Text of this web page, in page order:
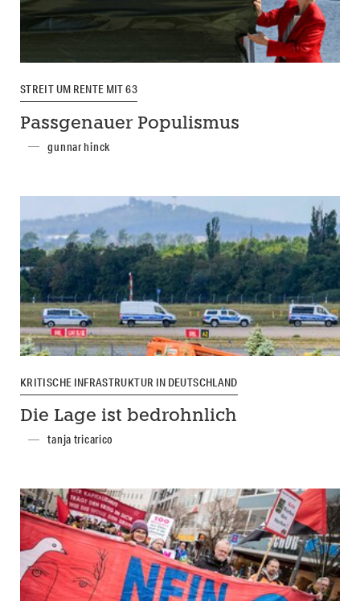
STREIT UM RENTE MIT 63
Passgenauer Populismus
gunnar hinck
KRITISCHE INFRASTRUKTUR IN DEUTSCHLAND
Die Lage ist bedrohnlich
tanja tricarico